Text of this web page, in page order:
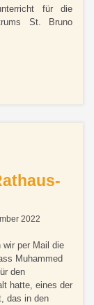
für die
St. Bruno
2022
wir per Mail die
Muhammed
den
hatte, eines der
das in den